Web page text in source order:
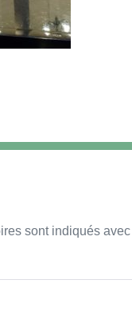
sont indiqués avec